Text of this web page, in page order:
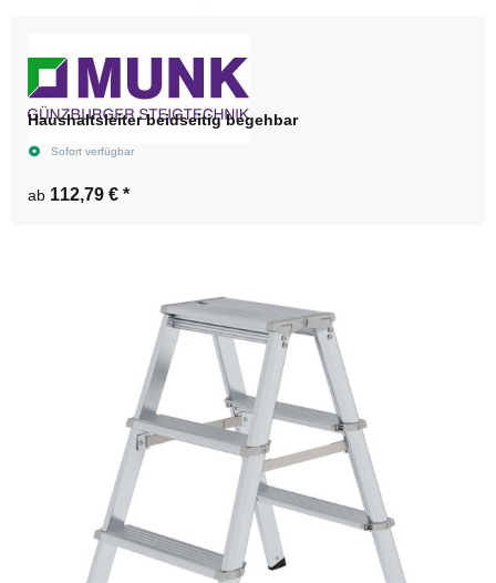
Haushaltsleiter beidseitig begehbar
Sofort verfügbar
ab 112,79 € *